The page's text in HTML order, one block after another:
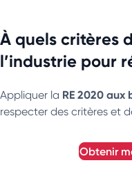
À quels critères
l’industrie pour
Appliquer la RE 2020 aux
respecter des critères et
obtenir